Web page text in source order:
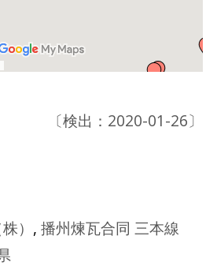
〔検出：2020-01-26〕
） , 播州煉瓦合同 三本線